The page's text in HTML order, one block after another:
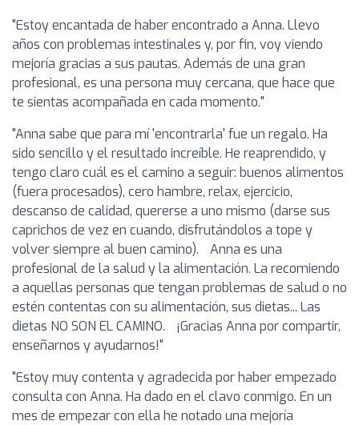
"Estoy encantada de haber encontrado a Anna. Llevo
años con problemas intestinales y, por fin, voy viendo
mejoría gracias a sus pautas. Además de una gran
profesional, es una persona muy cercana, que hace que
te sientas acompañada en cada momento."
"Anna sabe que para mí 'encontrarla' fue un regalo. Ha
sido sencillo y el resultado increíble. He reaprendido, y
tengo claro cuál es el camino a seguir: buenos alimentos
(fuera procesados), cero hambre, relax, ejercicio,
descanso de calidad, quererse a uno mismo (darse sus
caprichos de vez en cuando, disfrutándolos a tope y
volver siempre al buen camino). Anna es una
profesional de la salud y la alimentación. La recomiendo
a aquellas personas que tengan problemas de salud o no
estén contentas con su alimentación, sus dietas... Las
dietas NO SON EL CAMINO. ¡Gracias Anna por compartir,
enseñarnos y ayudarnos!"
"Estoy muy contenta y agradecida por haber empezado
consulta con Anna. Ha dado en el clavo conmigo. En un
mes de empezar con ella he notado una mejoría